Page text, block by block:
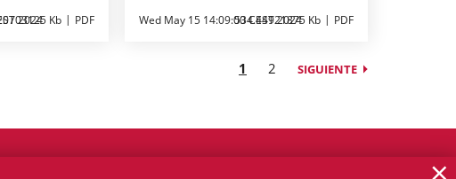
2024 Kb PDF Wed May 15 14:09:00 CEST 2024
534.44921875 Kb PDF
1 2 SIGUIENTE